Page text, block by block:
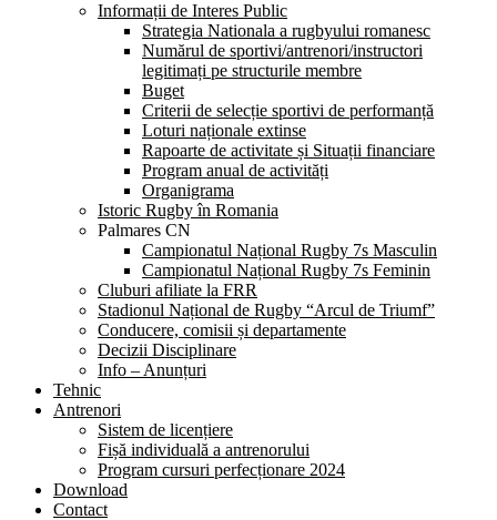
Informații de Interes Public
Strategia Nationala a rugbyului romanesc
Numărul de sportivi/antrenori/instructori
legitimați pe structurile membre
Buget
Criterii de selecție sportivi de performanță
Loturi naționale extinse
Rapoarte de activitate și Situații financiare
Program anual de activități
Organigrama
Istoric Rugby în Romania
Palmares CN
Campionatul Național Rugby 7s Masculin
Campionatul Național Rugby 7s Feminin
Cluburi afiliate la FRR
Stadionul Național de Rugby “Arcul de Triumf”
Conducere, comisii și departamente
Decizii Disciplinare
Info – Anunțuri
Tehnic
Antrenori
Sistem de licențiere
Fișă individuală a antrenorului
Program cursuri perfecționare 2024
Download
Contact